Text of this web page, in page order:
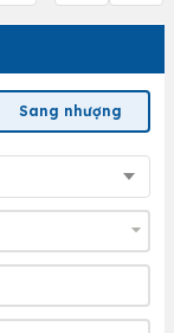
Sang nhượng